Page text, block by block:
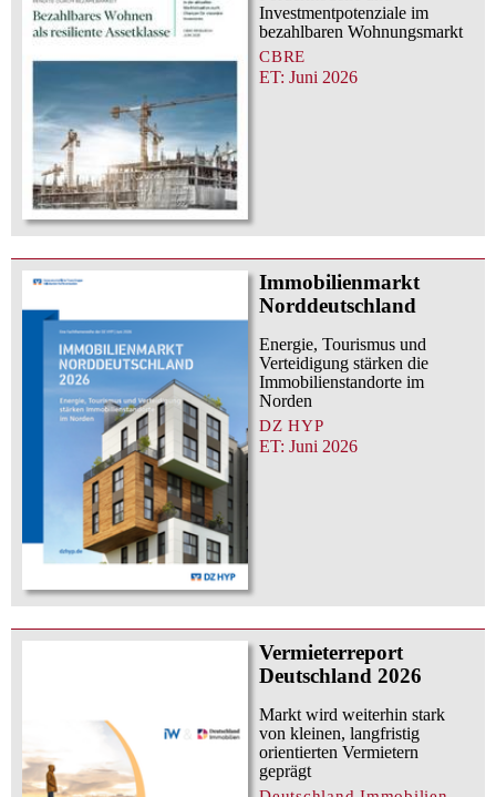
Investmentpotenziale im
bezahlbaren Wohnungsmarkt
CBRE
ET: Juni 2026
Immobilienmarkt
Norddeutschland
Energie, Tourismus und
Verteidigung stärken die
Immobilienstandorte im
Norden
DZ HYP
ET: Juni 2026
Vermieterreport
Deutschland 2026
Markt wird weiterhin stark
von kleinen, langfristig
orientierten Vermietern
geprägt